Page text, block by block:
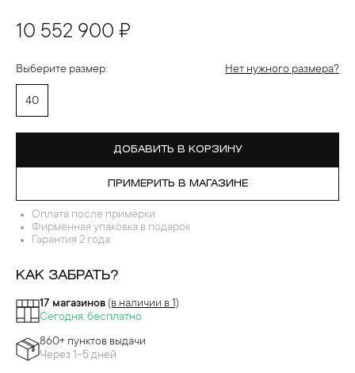
10 552 900 ₽
Выберите размер: Нет нужного размера?
40
ДОБАВИТЬ В КОРЗИНУ
ПРИМЕРИТЬ В МАГАЗИНЕ
Оплата после примерки
Фирменная упаковка в подарок
Гарантия 2 года
КАК ЗАБРАТЬ?
17 магазинов (в наличии в 1)
Сегодня, бесплатно
860+ пунктов выдачи
Через 1-5 дней